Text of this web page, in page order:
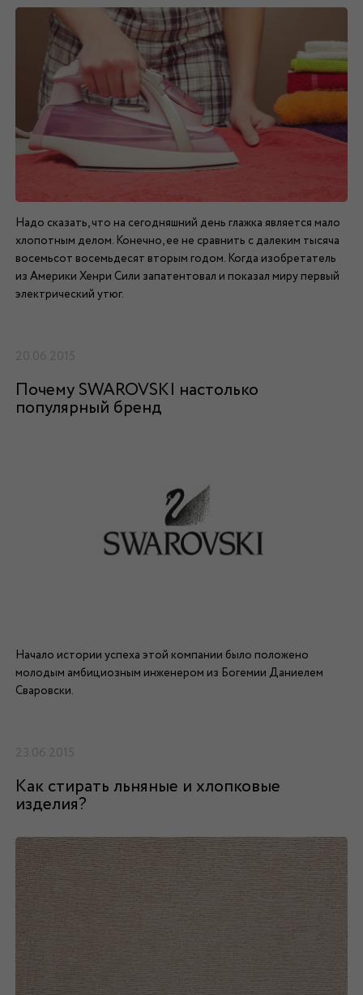
Надо сказать, что на сегодняшний день глажка является мало
хлопотным делом. Конечно, ее не сравнить с далеким тысяча
восемьсот восемьдесят вторым годом. Когда изобретатель
из Америки Хенри Сили запатентовал и показал миру первый
электрический утюг.
20.06.2015
Почему SWAROVSKI настолько
популярный бренд
Начало истории успеха этой компании было положено
молодым амбициозным инженером из Богемии Даниелем
Сваровски.
23.06.2015
Как стирать льняные и хлопковые
изделия?